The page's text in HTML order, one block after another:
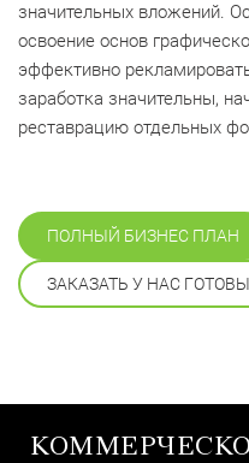
значительных вложений.
освоение основ
эффективно
заработка значительны,
реставрацию отдельных
ПОЛНЫЙ БИЗНЕС ПЛАН
ЗАКАЗАТЬ У НАС